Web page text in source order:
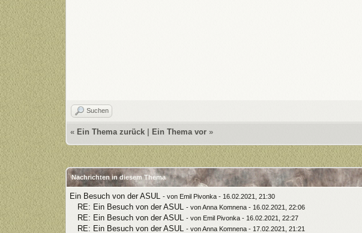
Suchen
« Ein Thema zurück Ein Thema vor »
Nachrichten in diesem Thema
Ein Besuch von der ASUL - von Emil Pivonka - 16.02.2021, 21:30
RE: Ein Besuch von der ASUL - vonAnna Komnena - 16.02.2021, 22:06
RE: Ein Besuch von der ASUL - von Emil Pivonka - 16.02.2021, 22:27
RE: Ein Besuch von der ASUL - vonAnna Komnena - 17.02.2021, 21:21